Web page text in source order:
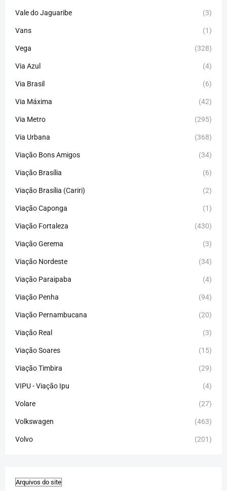
Vale do Jaguaribe (3)
Vans (1)
Vega (328)
Via Azul (4)
Via Brasil (6)
Via Máxima (42)
Via Metro (295)
Via Urbana (368)
Viação Bons Amigos (34)
Viação Brasília (6)
Viação Brasília (Cariri) (2)
Viação Caponga (1)
Viação Fortaleza (430)
Viação Gerema (3)
Viação Nordeste (34)
Viação Paraipaba (4)
Viação Penha (94)
Viação Pernambucana (20)
Viação Real (3)
Viação Soares (15)
Viação Timbira (29)
VIPU - Viação Ipu (4)
Volare (27)
Volkswagen (463)
Volvo (201)